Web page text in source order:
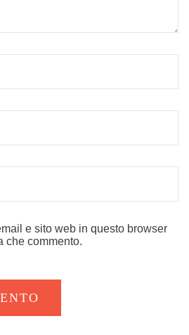
e sito web in questo browser
che commento.